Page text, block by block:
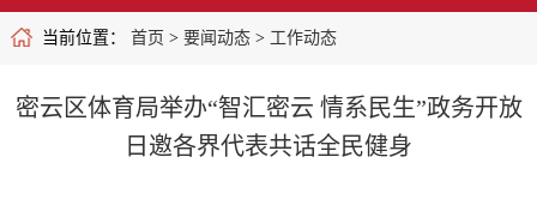
当前位置： 首页 > 要闻动态> 工作动态
密云区体育局举办“智汇密云 情系民生”政务开放
日邀各界代表共话全民健身